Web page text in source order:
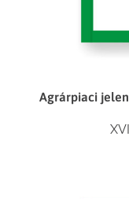
Agrárpiaci